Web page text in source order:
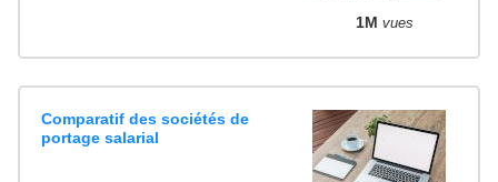
1M vues
Comparatif des sociétés de
portage salarial